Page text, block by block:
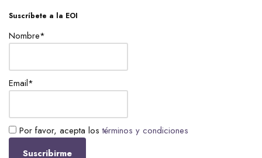
Suscríbete a la EOI
Nombre*
Email*
Por favor, acepta lostérminos y condiciones